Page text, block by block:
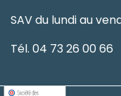
SAV du lundi au
Tél. 04 73 26 00 66